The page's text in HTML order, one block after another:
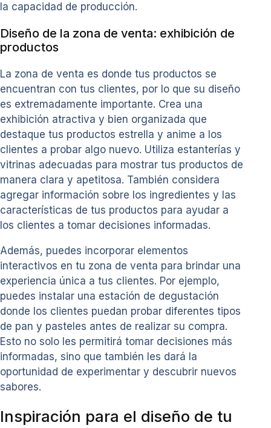
la capacidad de producción.
Diseño de la zona de venta: exhibición de
productos
La zona de venta es donde tus productos se
encuentran con tus clientes, por lo que su diseño
es extremadamente importante. Crea una
exhibición atractiva y bien organizada que
destaque tus productos estrella y anime a los
clientes a probar algo nuevo. Utiliza estanterías y
vitrinas adecuadas para mostrar tus productos de
manera clara y apetitosa. También considera
agregar información sobre los ingredientes y las
características de tus productos para ayudar a
los clientes a tomar decisiones informadas.
Además, puedes incorporar elementos
interactivos en tu zona de venta para brindar una
experiencia única a tus clientes. Por ejemplo,
puedes instalar una estación de degustación
donde los clientes puedan probar diferentes tipos
de pan y pasteles antes de realizar su compra.
Esto no solo les permitirá tomar decisiones más
informadas, sino que también les dará la
oportunidad de experimentar y descubrir nuevos
sabores.
Inspiración para el diseño de tu